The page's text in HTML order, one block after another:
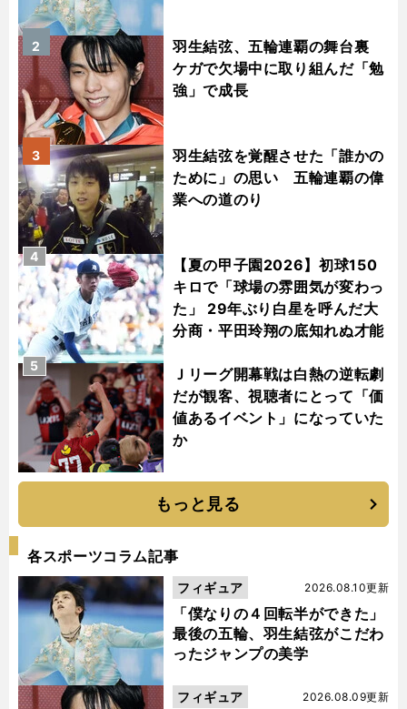
羽生結弦、五輪連覇の舞台裏
ケガで欠場中に取り組んだ「勉
強」で成長
2
羽生結弦を覚醒させた「誰かの
ために」の思い 五輪連覇の偉
業への道のり
3
【夏の甲子園2026】初球150
キロで「球場の雰囲気が変わっ
た」 29年ぶり白星を呼んだ大
分商・平田玲翔の底知れぬ才能
4
Ｊリーグ開幕戦は白熱の逆転劇
だが観客、視聴者にとって「価
値あるイベント」になっていた
か
5
もっと見る
各スポーツコラム記事
「僕なりの４回転半ができた」
最後の五輪、羽生結弦がこだわ
ったジャンプの美学
2026.08.10更新
フィギュア
2026.08.09更新
フィギュア